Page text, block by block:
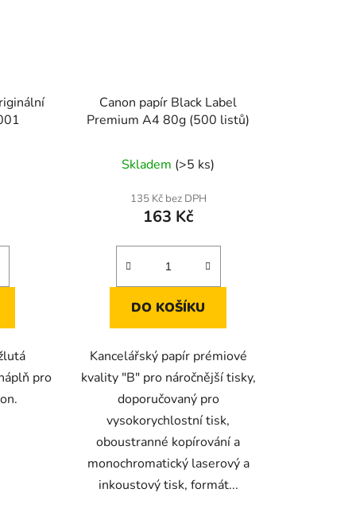
pro
Canon papír Black Label
Premium A4 80g (500 listů)
Skladem (>5 ks)
135 Kč bez DPH
163 Kč
DO KOŠÍKU
Kancelářský papír prémiové
kvality "B" pro náročnější tisky,
doporučovaný pro
vysokorychlostní tisk,
oboustranné kopírování a
monochromatický laserový a
inkoustový tisk, formát...